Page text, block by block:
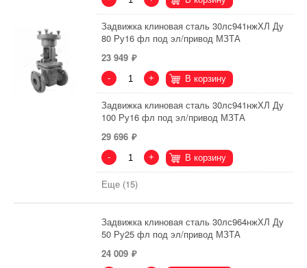
Задвижка клиновая сталь 30лс941нжХЛ Ду
80 Ру16 фл под эл/привод МЗТА
23 949
- + В корзину
Задвижка клиновая сталь 30лс941нжХЛ Ду
100 Ру16 фл под эл/привод МЗТА
29 696
- + В корзину
Еще (15)
Задвижка клиновая сталь 30лс964нжХЛ Ду
50 Ру25 фл под эл/привод МЗТА
24 009